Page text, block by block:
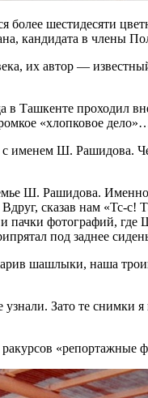
шестидесяти
кандидата в члены
их автор —
Ташкенте проходил
«хлопковое
именем Ш. Рашидова.
Ш. Рашидова.
сказав нам «Тс-
пачки фотографий,
под заднее
шашлыки, наша
Зато те снимки
«репортажные